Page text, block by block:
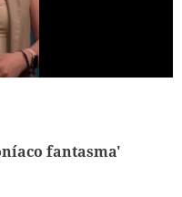
fantasma'